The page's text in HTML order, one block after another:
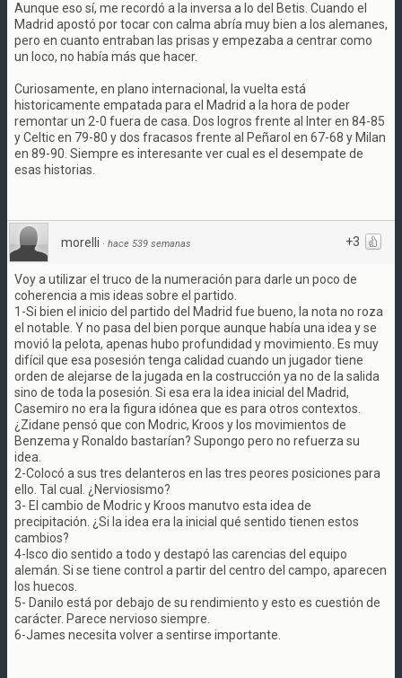
Aunque eso sí, me recordó a la inversa a lo del Betis. Cuando el
Madrid apostó por tocar con calma abría muy bien a los alemanes,
pero en cuanto entraban las prisas y empezaba a centrar como
un loco, no había más que hacer.
Curiosamente, en plano internacional, la vuelta está
historicamente empatada para el Madrid a la hora de poder
remontar un 2-0 fuera de casa. Dos logros frente al Inter en 84-85
y Celtic en 79-80 y dos fracasos frente al Peñarol en 67-68 y Milan
en 89-90. Siempre es interesante ver cual es el desempate de
esas historias.
+3
morelli · hace 539 semanas
Voy a utilizar el truco de la numeración para darle un poco de
coherencia a mis ideas sobre el partido.
1-Si bien el inicio del partido del Madrid fue bueno, la nota no roza
el notable. Y no pasa del bien porque aunque había una idea y se
movió la pelota, apenas hubo profundidad y movimiento. Es muy
difícil que esa posesión tenga calidad cuando un jugador tiene
orden de alejarse de la jugada en la costrucción ya no de la salida
sino de toda la posesión. Si esa era la idea inicial del Madrid,
Casemiro no era la figura idónea que es para otros contextos.
¿Zidane pensó que con Modric, Kroos y los movimientos de
Benzema y Ronaldo bastarían? Supongo pero no refuerza su
idea.
2-Colocó a sus tres delanteros en las tres peores posiciones para
ello. Tal cual. ¿Nerviosismo?
3- El cambio de Modric y Kroos manutvo esta idea de
precipitación. ¿Si la idea era la inicial qué sentido tienen estos
cambios?
4-Isco dio sentido a todo y destapó las carencias del equipo
alemán. Si se tiene control a partir del centro del campo, aparecen
los huecos.
5- Danilo está por debajo de su rendimiento y esto es cuestión de
carácter. Parece nervioso siempre.
6-James necesita volver a sentirse importante.